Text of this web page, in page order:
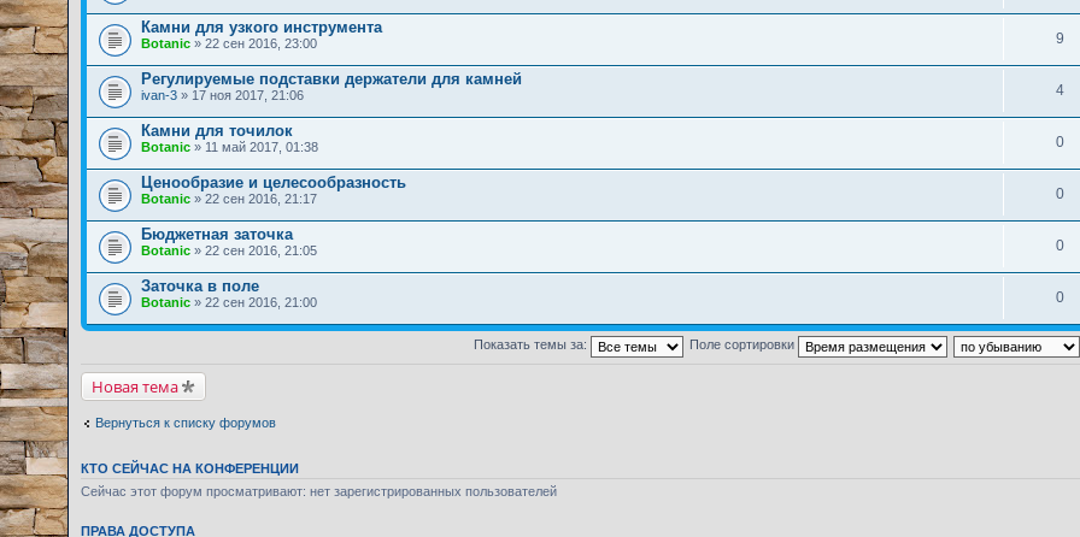
Камни для узкого инструмента
Botanic » 22 сен 2016, 23:00 9
Регулируемые подставки держатели для камней
ivan-3 » 17 ноя 2017, 21:06 4
Камни для точилок
Botanic » 11 май 2017, 01:38 0
Ценообразие и целесообразность
Botanic » 22 сен 2016, 21:17 0
Бюджетная заточка
Botanic » 22 сен 2016, 21:05 0
Заточка в поле
Botanic » 22 сен 2016, 21:00 0
Показать темы за: Поле сортировки
Новая тема
Вернуться к списку форумов
КТО СЕЙЧАС НА КОНФЕРЕНЦИИ
Сейчас этот форум просматривают: нет зарегистрированных пользователей
ПРАВА ДОСТУПА